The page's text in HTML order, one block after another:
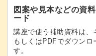
図案や見本などの資
ード
講座で使う補助資料は、
もしくはPDFでダウンロ
す。